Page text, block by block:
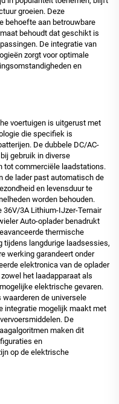
groeien. Deze
behoefte aan betrouwbare
behoudt dat geschikt is
De integratie van
zorgt voor optimale
en
voertuigen is uitgerust met
die specifiek is
De dubbele DC/AC-
gebruik in diverse
tot commerciële laadstations.
de lader past automatisch de
en levensduur te
worden behouden.
3A Lithium-IJzer-Ternair
Auto-oplader benadrukt
thermische
tijdens langdurige laadsessies,
werking garandeert onder
elektronica van de oplader
het laadapparaat als
elektrische gevaren.
de universele
integratie mogelijk maakt met
De
maken dit
en
op de elektrische